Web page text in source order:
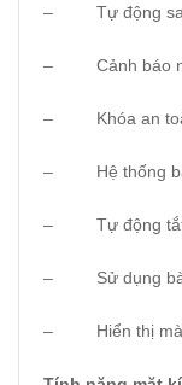
– Tự động
– Cảnh báo
– Khóa an
– Hệ thống bảo
– Tự động tắt
– Sử dụng bàn
– Hiển thị màn